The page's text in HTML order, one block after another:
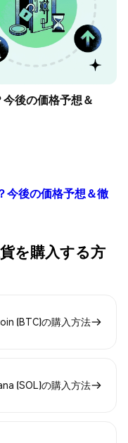
後の価格予想＆
今後の価格予想＆徹
を購入する方
(BTC)の購入方法
(SOL)の購入方法